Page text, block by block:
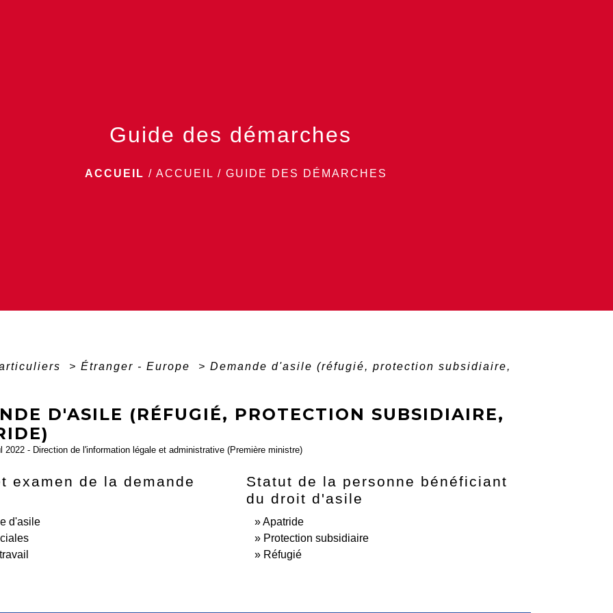
Guide des démarches
ACCUEIL / ACCUEIL / GUIDE DES DÉMARCHES
> Étranger - Europe > Demande d'asile (réfugié, protection subsidiaire,
D'ASILE (RÉFUGIÉ, PROTECTION SUBSIDIAIRE,
2022 - Direction de l'information légale et administrative (Première ministre)
examen de la demande
d'asile
Statut de la personne bénéficiant
du droit d'asile
Apatride
Protection subsidiaire
Réfugié